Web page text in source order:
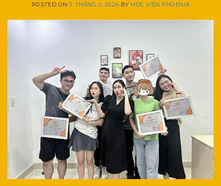
POSTED ON7 THÁNG 5, 2024 BY HỌC VIỆN PHOENIX